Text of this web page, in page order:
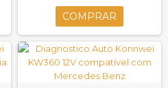
COMPRAR